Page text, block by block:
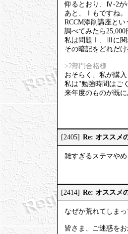
仰るとおり、Ⅳ-2が
あと、Ⅰもですね。
RCCM添削講座とい
調べてみたら
私は問題Ⅰ、Ⅲに関
その暗記をどれだ
>2部門合格様
おそらく、私が購
私は"勉強時間はご
来年度のものが既
[2405] Re: オススメ
雑すぎるステマやめ
[2414] Re: オススメ
なぜか荒れてしまっ
皆さま、ご迷惑を